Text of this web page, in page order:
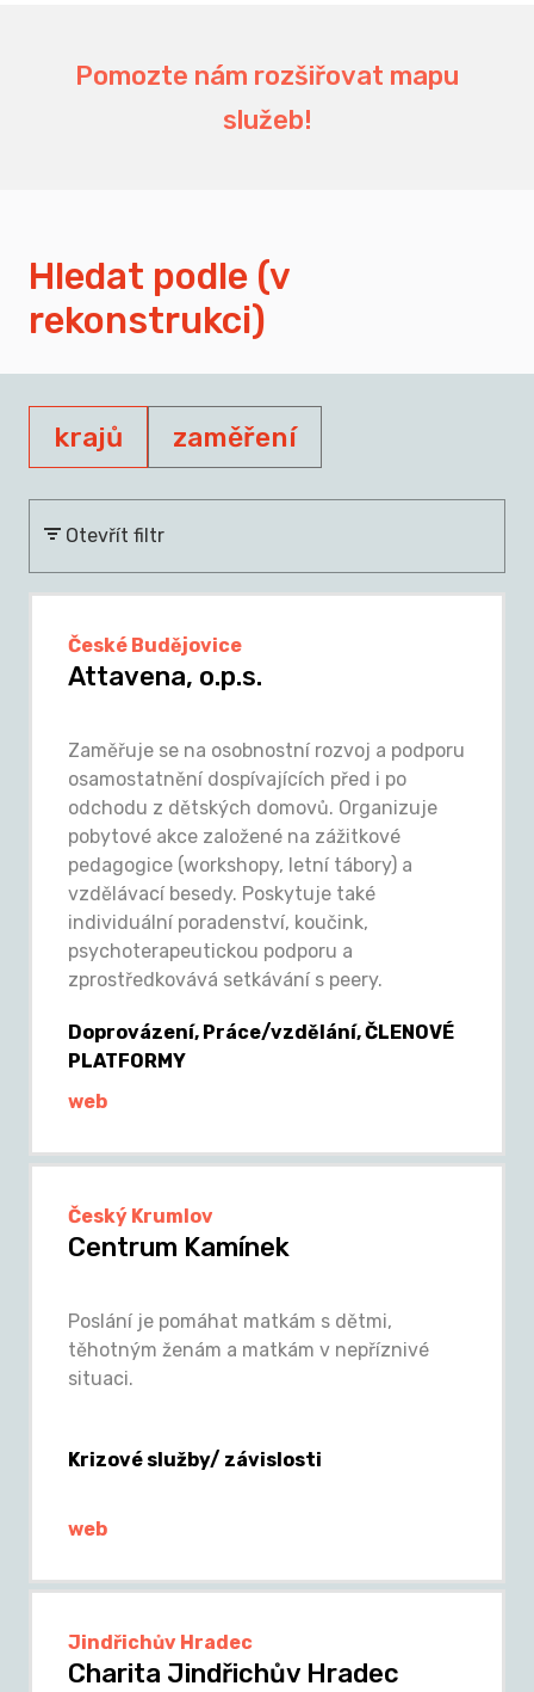
Pomozte nám rozšiřovat mapu
služeb!
Hledat podle (v
rekonstrukci)
krajů zaměření
Otevřít filtr
České Budějovice
Attavena, o.p.s.
Zaměřuje se na osobnostní rozvoj a podporu
osamostatnění dospívajících před i po
odchodu z dětských domovů. Organizuje
pobytové akce založené na zážitkové
pedagogice (workshopy, letní tábory) a
vzdělávací besedy. Poskytuje také
individuální poradenství, koučink,
psychoterapeutickou podporu a
zprostředkovává setkávání s peery.
Doprovázení, Práce/vzdělání, ČLENOVÉ
PLATFORMY
web
Český Krumlov
Centrum Kamínek
Poslání je pomáhat matkám s dětmi,
těhotným ženám a matkám v nepříznivé
situaci.
Krizové služby/ závislosti
web
Jindřichův Hradec
Charita Jindřichův Hradec